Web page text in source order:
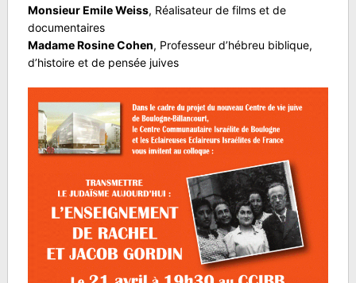
MonsieurEmile Weiss, Réalisateur de films et de
documentaires
MadameRosine Cohen, Professeur d’hébreu biblique,
d’histoire et de pensée juives